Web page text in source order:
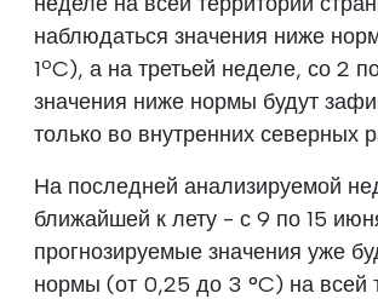
наблюдаться значения ниже
1ºC), а на третьей неделе, со 2
значения ниже нормы будут
только во внутренних северных
На последней анализируемой
ближайшей к лету - с 9 по 15
прогнозируемые значения уже
нормы (от 0,25 до 3 °C) на всей